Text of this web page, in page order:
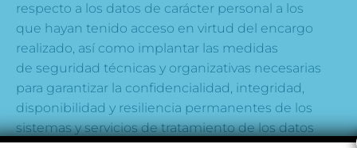
respecto a los datos de carácter personal a los
que hayan tenido acceso en virtud del encargo
realizado, así como implantar las medidas
de seguridad técnicas y organizativas necesarias
para garantizar la confidencialidad, integridad,
disponibilidad y resiliencia permanentes de los
sistemas y servicios de tratamiento de los datos